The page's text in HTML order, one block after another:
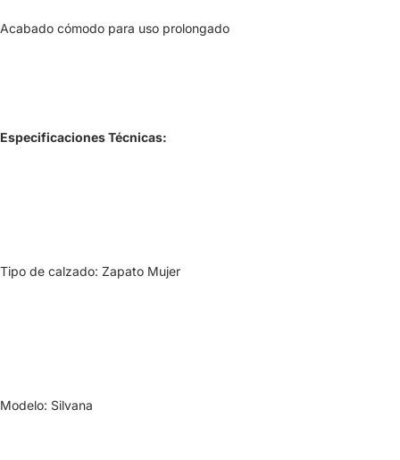
Acabado cómodo para uso prolongado
Especificaciones Técnicas:
Tipo de calzado: Zapato Mujer
Modelo: Silvana